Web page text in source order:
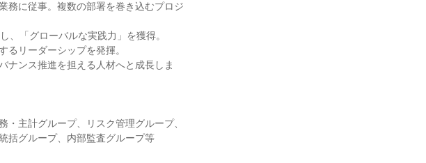
務に従事。複数の部署を巻き込むプロジ
、「グローバルな実践力」を獲得。
るリーダーシップを発揮。
ナンス推進を担える人材へと成長しま
主計グループ、リスク管理グループ、
括グループ、内部監査グループ等